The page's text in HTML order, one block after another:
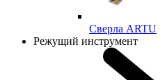
Cверла ARTU
Режущий инструмент